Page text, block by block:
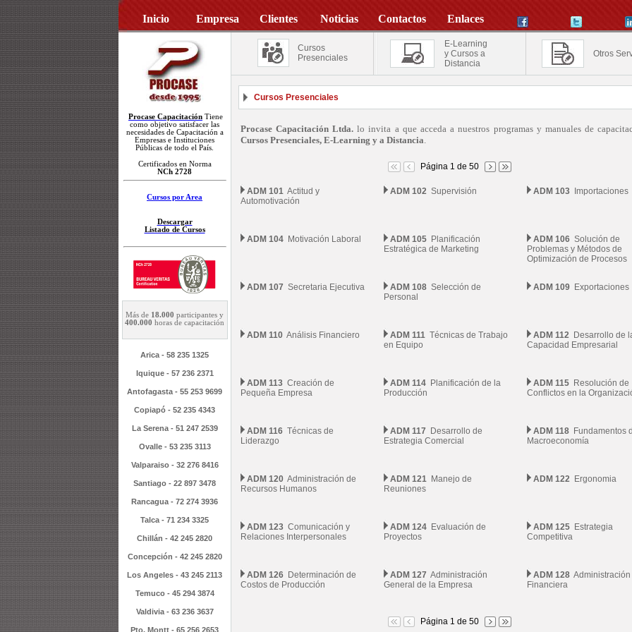
Inicio Empresa Clientes Noticias Contactos Enlaces
Procase Capacitación Tiene
como objetivo satisfacer las
necesidades de Capacitación a
Empresas e Instituciones
Públicas de todo el País.
Certificados en Norma
NCh 2728
Cursos por Area
Descargar
Listado de Cursos
Más de 18.000 participantes y
400.000 horas de capacitación
Arica - 58 235 1325
Iquique - 57 236 2371
Antofagasta - 55 253 9699
Copiapó - 52 235 4343
La Serena - 51 247 2539
Ovalle - 53 235 3113
Valparaiso - 32 276 8416
Santiago - 22 897 3478
Rancagua - 72 274 3936
Talca - 71 234 3325
Chillán - 42 245 2820
Concepción - 42 245 2820
Los Angeles - 43 245 2113
Temuco - 45 294 3874
Valdivia - 63 236 3637
Pto. Montt - 65 256 2653
Cursos
Presenciales
E-Learning
y Cursos a
Distancia
Otros
Cursos Presenciales
Procase Capacitación Ltda.lo invita a que acceda a nuestros programas y manuales de
Cursos Presenciales, E-Learning y a Distancia.
Página 1 de 50
ADM 101Actitud y
Automotivación
ADM 102Supervisión ADM 103Importaciones
ADM 104Motivación Laboral ADM 105Planificación
Estratégica de Marketing
ADM 106Solución de
Problemas y Métodos de
Optimización de Procesos
ADM 107 Secretaria Ejecutiva ADM 108Selección de
Personal
ADM 109Exportaciones
ADM 110Análisis Financiero ADM 111Técnicas de Trabajo
en Equipo
ADM 112Desarrollo de
Capacidad Empresarial
ADM 113Creación de
Pequeña Empresa
ADM 114Planificación de la
Producción
ADM 115Resolución de
Conflictos en la
ADM 116Técnicas de
Liderazgo
ADM 117 Desarrollo de
Estrategia Comercial
ADM 118Fundamentos
Macroeconomía
ADM 120Administración de
Recursos Humanos
ADM 121Manejo de
Reuniones
ADM 122Ergonomia
ADM 123Comunicación y
Relaciones Interpersonales
ADM 124Evaluación de
Proyectos
ADM 125Estrategia
Competitiva
ADM 126Determinación de
Costos de Producción
ADM 127 Administración
General de la Empresa
ADM 128Administración
Financiera
Página 1 de 50